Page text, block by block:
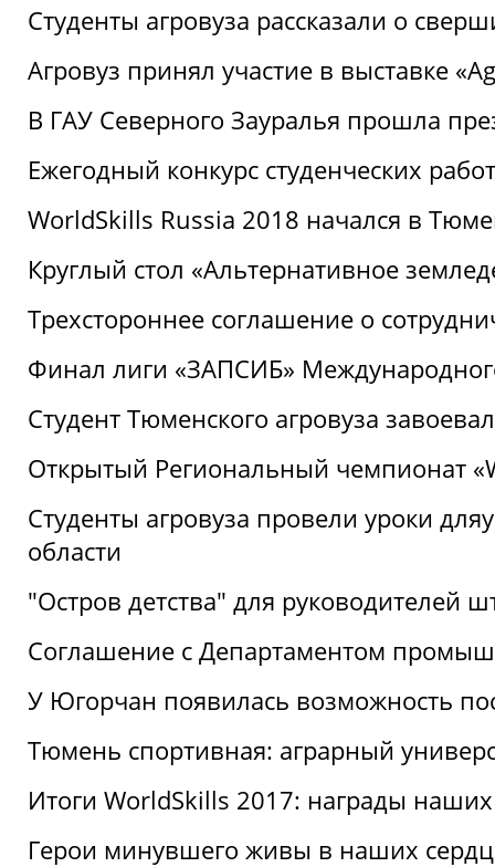
Студенты агровуза рассказали о
Агровуз принял участие в выставке
В ГАУ Северного Зауралья прошла
Ежегодный конкурс студенческих
WorldSkills Russia 2018 начался в
Круглый стол «Альтернативное
Трехстороннее соглашение о
Финал лиги «ЗАПСИБ»
Студент Тюменского агровуза
Открытый Региональный чемпионат
Студенты агровуза провели уроки
области
"Остров детства" для руководителей
Соглашение с Департаментом
У Югорчан появилась возможность
Тюмень спортивная: аграрный
Итоги WorldSkills 2017: награды наших
Герои минувшего живы в наших